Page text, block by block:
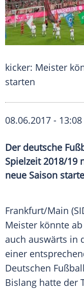
kicker: Meister
starten
08.06.2017 -
Der deutsche
Spielzeit 2018/19
neue Saison
Frankfurt/Main
Meister könnte
auch auswärts in
einer
Deutschen
Bislang hatte der